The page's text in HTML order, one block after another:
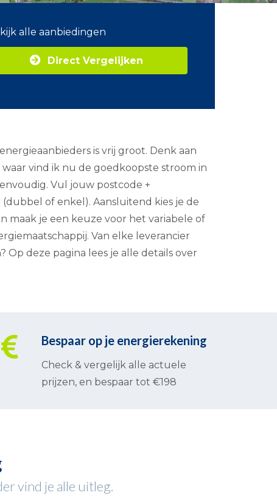
alle aanbiedingen
Direct Vergelijken
is vrij groot. Denk aan
vind ik nu de goedkoopste stroom in
Vul jouw postcode +
of enkel). Aansluitend kies je de
maak je een keuze voor het variabele of
Van elke leverancier
deze pagina lees je alle details over
Bespaar op je energierekening
Check & vergelijk alle actuele
prijzen, en bespaar tot €198
vind je alle uitleg.